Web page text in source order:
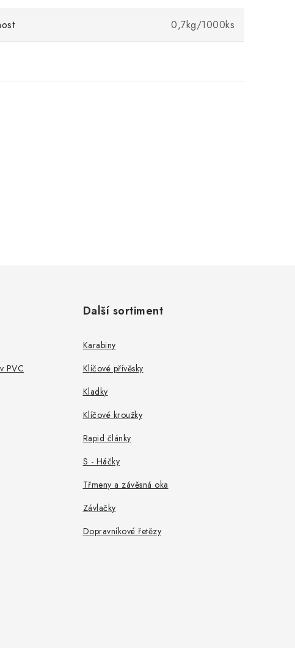
0,7kg/1000ks
PVC
Další sortiment
Karabiny
Klíčové přívěsky
Kladky
Klíčové kroužky
Rapid články
S - Háčky
Třmeny a závěsná oka
Závlačky
Dopravníkové řetězy